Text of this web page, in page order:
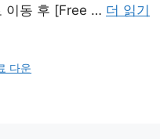
이동 후 [Free … 더 읽기
다운